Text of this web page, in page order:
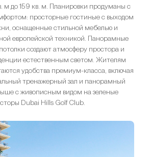
м до 159 кв. м. Планировки продуманы с
просторные гостиные с выходом
оснащенные стильной мебелью и
европейской техникой. Панорамные
создают атмосферу простора и
естественным светом. Жителям
удобства премиум-класса, включая
тренажерный зал и панорамный
с живописным видом на зеленые
Dubai Hills Golf Club.